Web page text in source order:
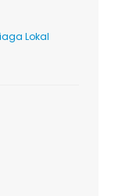
Lokal